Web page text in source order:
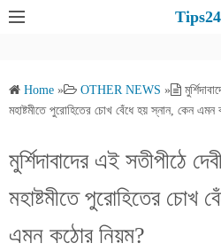
Tips24
Home » OTHER NEWS »
মহাষ্টমীতে পুরোহিতের চোখ বেঁধে হয় স্নান, কেন এমন
মুর্শিদাবাদের এই সতীপীঠে
মহাষ্টমীতে পুরোহিতের চোখ
এমন কঠোর নিয়ম?